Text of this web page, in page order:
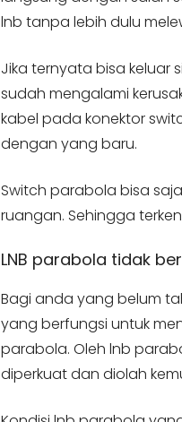
lnb tanpa lebih dulu
Jika ternyata bisa keluar
sudah mengalami
kabel pada konektor
dengan yang baru.
Switch parabola bisa
ruangan. Sehingga
LNB parabola tidak
Bagi anda yang belum
yang berfungsi untuk
parabola. Oleh lnb
diperkuat dan diolah